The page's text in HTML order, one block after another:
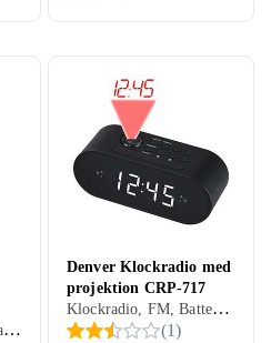
Köksradio, Stationär radio, Bärbar radio, FM, DAB, DAB+, Nätström, Klockradio med alarm, Fjärrkontroll, Display, Retro Radio, Hörlursutgång, USB
Denver Klockradio med
projektion CRP-717
Klockradio, FM, Batteri, Klockradio med alarm, Projicering av tid, Display
(1)